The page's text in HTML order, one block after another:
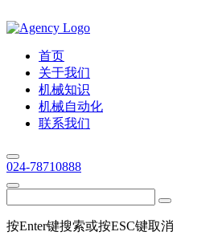
首页
关于我们
机械知识
机械自动化
联系我们
024-78710888
按Enter键搜索或按ESC键取消